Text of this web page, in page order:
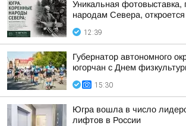
Уникальная фотовыставка,
народам Севера,
12:39
Губернатор автономного
югорчан с Днем
15:30
Югра вошла в число
лифтов в России